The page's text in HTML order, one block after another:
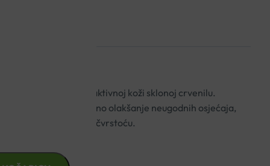
osjetljivoj i reaktivnoj koži sklonoj crvenilu.
serum pruža trenutačno olakšanje neugodnih osjećaja,
i poboljšava njenu čvrstoću.